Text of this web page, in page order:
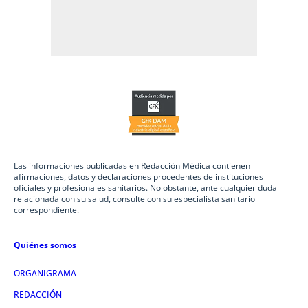
Las informaciones publicadas en Redacción Médica contienen
afirmaciones, datos y declaraciones procedentes de instituciones
oficiales y profesionales sanitarios. No obstante, ante cualquier duda
relacionada con su salud, consulte con su especialista sanitario
correspondiente.
Quiénes somos
ORGANIGRAMA
REDACCIÓN